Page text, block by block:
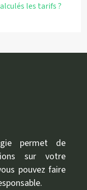
les tarifs ?
permet de
sur votre
pouvez faire